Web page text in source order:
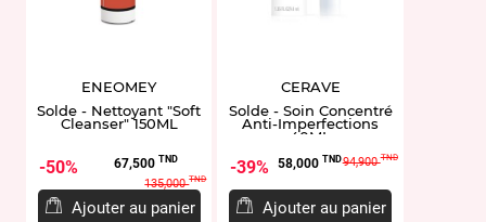
ENEOMEY
Solde - Nettoyant "Soft
Cleanser" 150ML
50% Prix
67,500 TNDPrix
de
base
135,000TND
Ajouter au panier
CERAVE
Solde - Soin Concentré
Anti-Imperfections
40ML
39% Prix
58,000 TNDPrix
base
94,900TND
Ajouter au panier